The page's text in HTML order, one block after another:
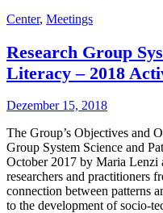
Center, Meetings
Research Group
Literacy – 2018
Dezember 15, 2018
The Group’s Objectives and
Group System Science and
October 2017 by Maria Lenzi
researchers and practitioners
connection between patterns
to the development of socio-